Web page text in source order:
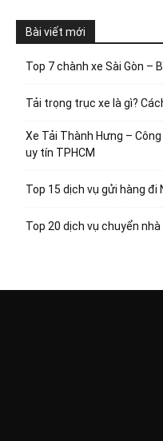
Bài viết mới
Top 7 chành xe Sài Gòn –
Tải trọng trục xe là gì?
Xe Tải Thành Hưng –
uy tín TPHCM
Top 15 dịch vụ gửi hàng đi
Top 20 dịch vụ chuyển